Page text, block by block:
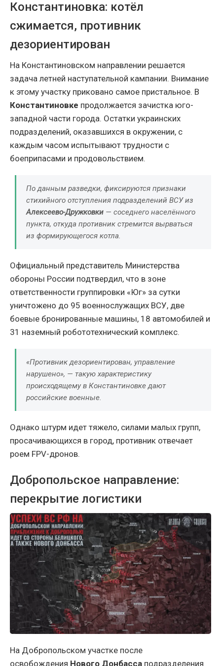
Константиновка: котёл
сжимается, противник
дезориентирован
На Константиновском направлении решается
задача летней наступательной кампании. Внимание
к этому участку приковано самое пристальное. В
Константиновке продолжается зачистка юго-
западной части города. Остатки украинских
подразделений, оказавшихся в окружении, с
каждым часом испытывают трудности с
боеприпасами и продовольствием.
По данным разведки, фиксируются признаки
стихийного отступления подразделений ВСУ из
Алексеево-Дружковки — соседнего населённого
пункта, откуда противник стремится вырваться
из формирующегося котла.
Официальный представитель Министерства
обороны России подтвердил, что в зоне
ответственности группировки «Юг» за сутки
уничтожено до 95 военнослужащих ВСУ, две
боевые бронированные машины, 18 автомобилей и
31 наземный робототехнический комплекс.
«Противник дезориентирован, управление
нарушено», — такую характеристику
происходящему в Константиновке дают
российские военные.
Однако штурм идет тяжело, силами малых групп,
просачивающихся в город, противник отвечает
роем FPV-дронов.
Добропольское направление:
перекрытие логистики
На Добропольском участке после
освобождения Нового Донбасса подразделения